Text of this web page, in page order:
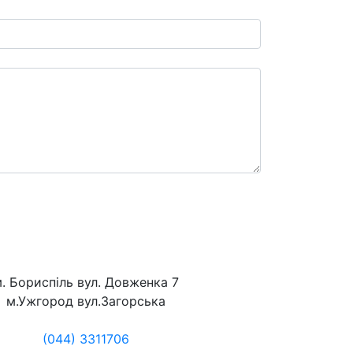
Бориспіль вул. Довженка 7
м.Ужгород вул.Загорська
(044) 3311706